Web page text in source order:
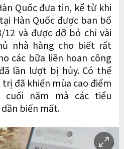
Quốc đưa tin, kể từ khi
Hàn Quốc được ban bố
và được dỡ bỏ chỉ vài
nhà hàng cho biết rất
các bữa liên hoan công
lần lượt bị hủy. Có thể
đã khiến mùa cao điểm
năm mà các tiểu
biến mất.